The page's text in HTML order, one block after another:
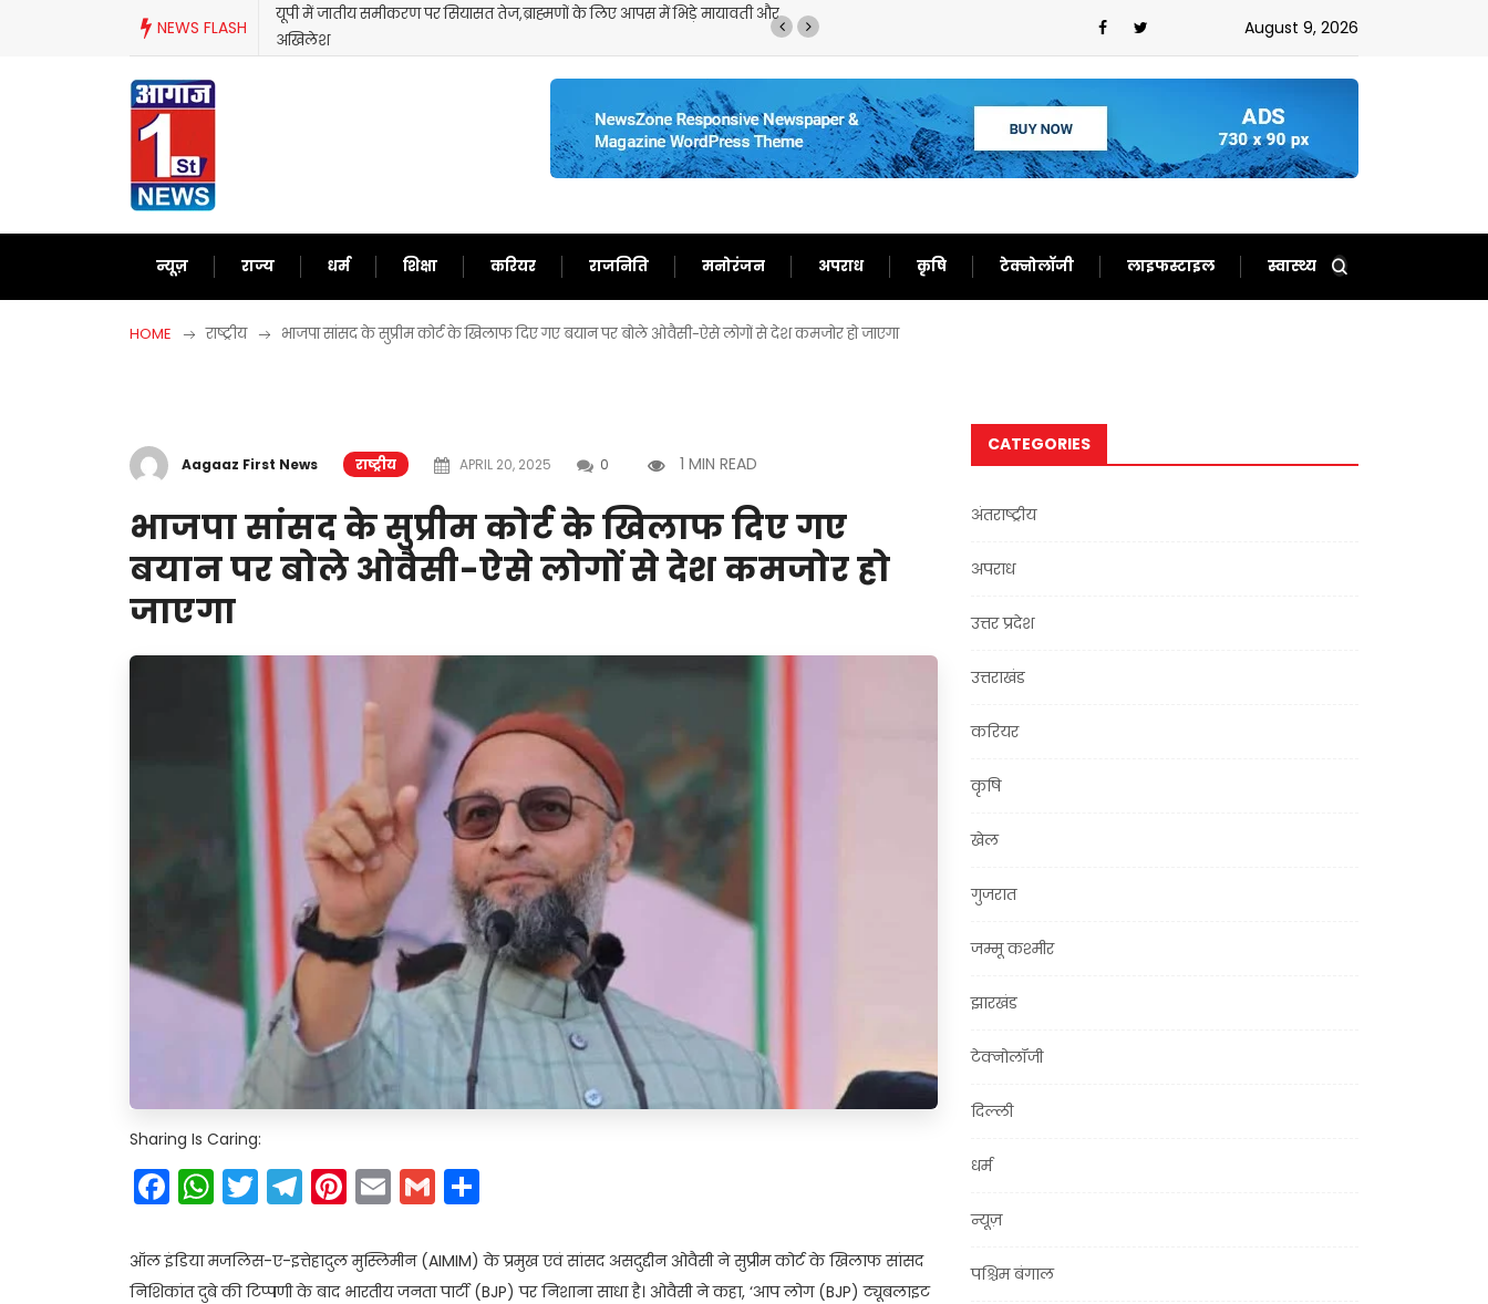
NEWS FLASH
यूपी में जातीय समीकरण पर सियासत तेज,ब्राह्मणों के लिए आपस में भिड़े मायावती और
अखिलेश
August 9, 2026
न्यूज़ राज्य धर्म शिक्षा करियर राजनिति मनोरंजन अपराध कृषि टेक्नोलॉजी लाइफस्टाइल स्वास्थ्य
HOME राष्ट्रीय भाजपा सांसद के सुप्रीम कोर्ट के खिलाफ दिए गए बयान पर बोले ओवैसी-ऐसे लोगों से देश कमजोर हो जाएगा
Aagaaz First News राष्ट्रीय APRIL 20, 2025 0 1 MIN READ
भाजपा सांसद के सुप्रीम कोर्ट के खिलाफ दिए गए
बयान पर बोले ओवैसी-ऐसे लोगों से देश कमजोर हो
जाएगा
Sharing Is Caring:
Facebook
WhatsApp
Twitter
Telegram
Pinterest
EmailGmail
ऑल इंडिया मजलिस-ए-इत्तेहादुल मुस्लिमीन (AIMIM) के प्रमुख एवं सांसद असदुद्दीन ओवैसी ने सुप्रीम कोर्ट के खिलाफ सांसद
निशिकांत दुबे की टिप्पणी के बाद भारतीय जनता पार्टी (BJP) पर निशाना साधा है। ओवैसी ने कहा, ‘आप लोग (BJP) ट्यूबलाइट
CATEGORIES
अंतराष्ट्रीय
अपराध
उत्तर प्रदेश
उत्तराखंड
करियर
कृषि
खेल
गुजरात
जम्मू कश्मीर
झारखंड
टेक्नोलॉजी
दिल्ली
धर्म
न्यूज़
पश्चिम बंगाल